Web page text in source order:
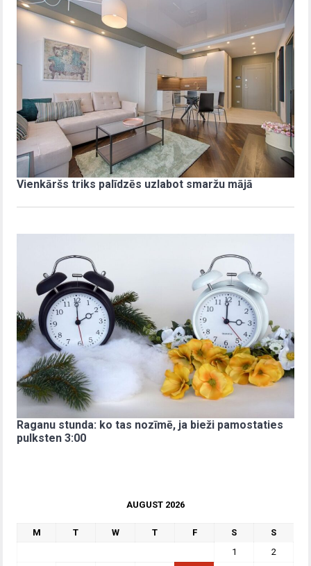
Vienkāršs triks palīdzēs uzlabot smaržu mājā
Raganu stunda: ko tas nozīmē, ja bieži pamostaties
pulksten 3:00
AUGUST 2026
M T W T F S
S
1
2